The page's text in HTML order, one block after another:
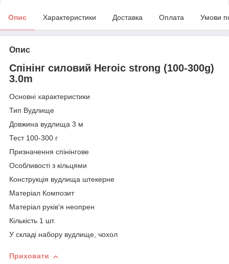
Опис Характеристики Доставка Оплата Умови
Опис
Спінінг силовий Heroic strong (100-300g)
3.0m
Основні характеристики
Тип Вудлище
Довжина вудлища 3 м
Тест 100-300 г
Призначення спінінгове
Особливості з кільцями
Конструкція вудлища штекерне
Матеріал Композит
Матеріал руків'я неопрен
Кількість 1 шт.
У складі набору вудлище, чохол
Приховати